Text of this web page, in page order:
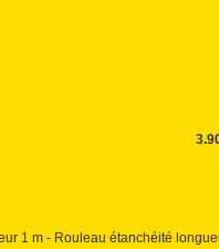
1 m - Rouleau étanchéité